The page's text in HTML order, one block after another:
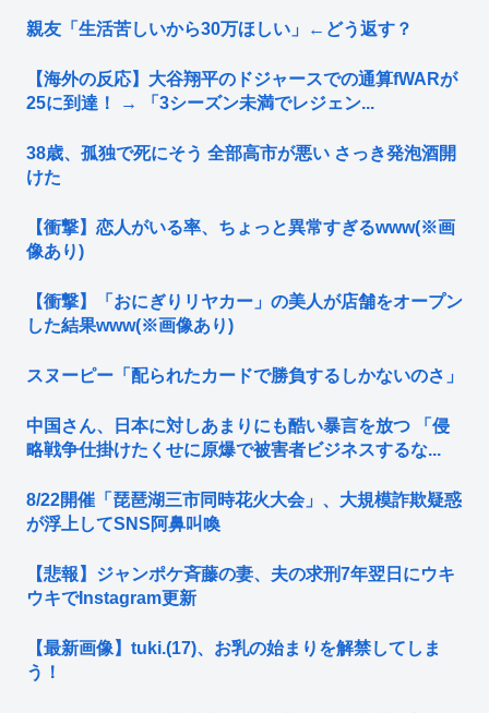
親友「生活苦しいから30万ほしい」←どう返す？
【海外の反応】大谷翔平のドジャースでの通算fWARが
25に到達！ → 「3シーズン未満でレジェン...
38歳、孤独で死にそう 全部高市が悪い さっき発泡酒開
けた
【衝撃】恋人がいる率、ちょっと異常すぎるwww(※画
像あり)
【衝撃】「おにぎりリヤカー」の美人が店舗をオープン
した結果www(※画像あり)
スヌーピー「配られたカードで勝負するしかないのさ」
中国さん、日本に対しあまりにも酷い暴言を放つ 「侵
略戦争仕掛けたくせに原爆で被害者ビジネスするな...
8/22開催「琵琶湖三市同時花火大会」、大規模詐欺疑惑
が浮上してSNS阿鼻叫喚
【悲報】ジャンポケ斉藤の妻、夫の求刑7年翌日にウキ
ウキでInstagram更新
【最新画像】tuki.(17)、お乳の始まりを解禁してしま
う！